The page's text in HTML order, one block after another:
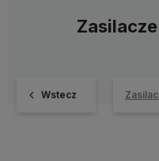
Wstecz